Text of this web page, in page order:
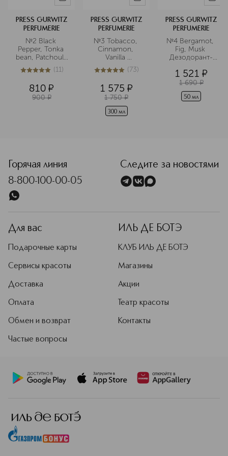
PRESS GURWITZ
PERFUMERIE
№2 Black
Pepper, Tonka
bean, Patchouli
Английская
соль с магнием
5из 511 (11)
810 ¤
900 ¤
PRESS GURWITZ
PERFUMERIE
№3 Tobacco,
Cinnamon,
Vanilla
Увлажняющий
лосьон для рук
4.9из573 (73)
1 575 ¤
1 750 ¤
300 мл
PRESS GURWITZ
PERFUMERIE
№4 Bergamot,
Fig, Musk
Дезодорант-
1 521 ¤
1 690 ¤
50 мл
Горячая линия
8-800-100-00-05
Следите за новостями
Для вас
Подарочные карты
Сервисы красоты
Доставка
Оплата
Обмен и возврат
Частые вопросы
ИЛЬ ДЕ БОТЭ
КЛУБ ИЛЬ ДЕ БОТЭ
Магазины
Акции
Театр красоты
Контакты